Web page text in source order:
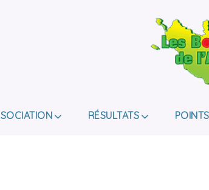
DE HANDICAP.
RÉSULTATS